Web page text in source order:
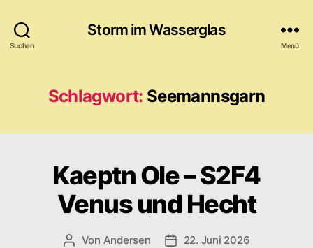
Suchen
Storm im Wasserglas
Menü
Schlagwort: Seemannsgarn
Kaeptn Ole – S2F4
Venus und Hecht
Beitragsautor
Von Andersen Veröffentlichungsdatum
22. Juni 2026